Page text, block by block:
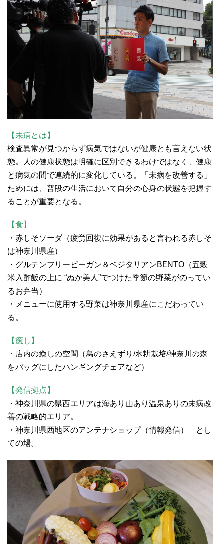
【未病とは】
検査異常が見つからず病気ではないが健康とも言えない状
態。人の健康状態は明確に区別できるわけではなく、健康
と病気の間で連続的に変化している。「未病を改善する」
ためには、普段の生活において自分の心身の状態を把握す
ることが重要となる。
【食】
・赤しそソーダ（疲労回復に効果があると言われる赤しそ
は神奈川県産）
・グルテンフリービーガン＆ベジタリアンBENTO（五穀
米入酢飯の上に “ぬか美人”でつけた季節の野菜がのってい
るお弁当）
・メニューに使用する野菜は神奈川県産にこだわってい
る。
【癒し】
・店内の癒しの空間（鳥のさえずり/水耕栽培/神奈川の森
をバッグにしたハンギングチェアなど）
【発信拠点】
・神奈川県の県西エリアは海あり山あり温泉ありの未病改
善の戦略的エリア。
・神奈川県西地区のアンテナショップ（情報発信） とし
ての場。